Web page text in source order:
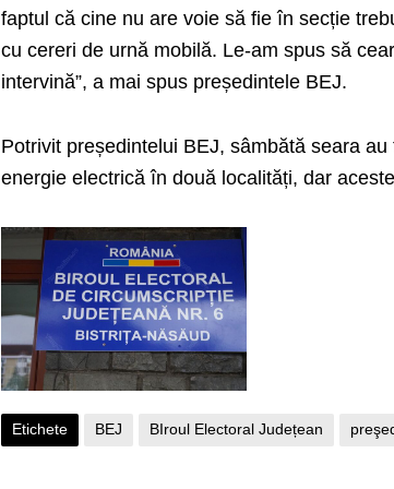
faptul că cine nu are voie să fie în secție
cu cereri de urnă mobilă. Le-am spus să
intervină”, a mai spus președintele BEJ.
Potrivit președintelui BEJ, sâmbătă seara
energie electrică în două localități, dar
Etichete BEJ BIroul Electoral Județean